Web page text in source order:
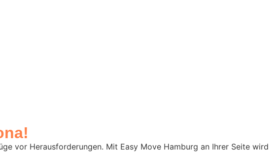
vor Herausforderungen. Mit Easy Move Hamburg an Ihrer Seite wird